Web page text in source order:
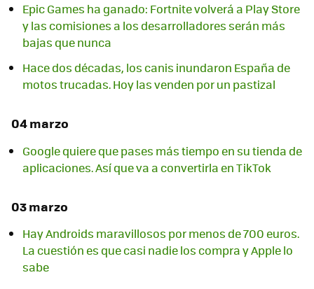
Epic Games ha ganado: Fortnite volverá a Play Store
y las comisiones a los desarrolladores serán más
bajas que nunca
Hace dos décadas, los canis inundaron España de
motos trucadas. Hoy las venden por un pastizal
04 marzo
Google quiere que pases más tiempo en su tienda de
aplicaciones. Así que va a convertirla en TikTok
03 marzo
Hay Androids maravillosos por menos de 700 euros.
La cuestión es que casi nadie los compra y Apple lo
sabe